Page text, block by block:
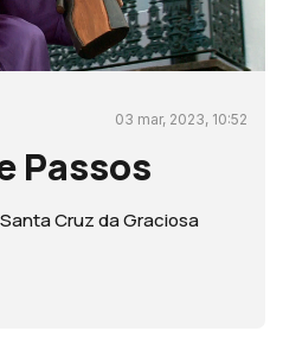
03 mar, 2023, 10:52
Passos
Cruz da Graciosa